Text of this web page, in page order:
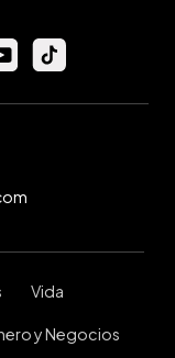
Vida
y Negocios